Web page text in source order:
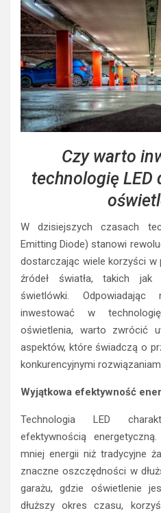
Czy warto
technologię LED
W dzisiejszych czasach
Emitting Diode) stanowi
dostarczając wiele korzyści w
źródeł światła, takich jak
świetlówki.
inwestować w
oświetlenia, warto zwrócić
aspektów, które świadczą o
konkurencyjnymi
Wyjątkowa efektywność
Technologia LED
efektywnością
mniej energii niż tradycyjne
znaczne oszczędności w
garażu, gdzie oświetlenie
dłuższy okres czasu,